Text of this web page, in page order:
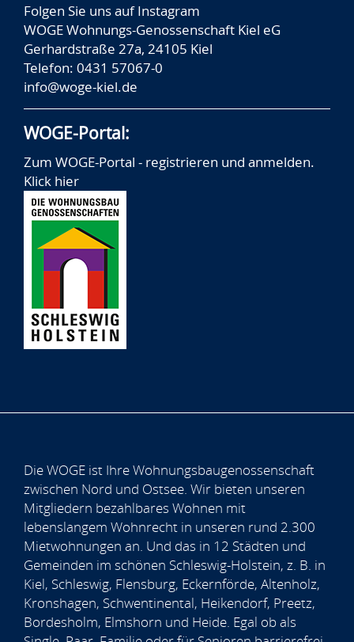
Folgen Sie uns aufInstagram
WOGE Wohnungs-Genossenschaft Kiel eG
Gerhardstraße 27a, 24105 Kiel
Telefon: 0431 57067-0
info@woge-kiel.de
WOGE-Portal:
Zum WOGE-Portal - registrieren und anmelden.
Klick hier
Die WOGE ist Ihre Wohnungsbaugenossenschaft
zwischen Nord und Ostsee. Wir bieten unseren
Mitgliedern bezahlbares Wohnen mit
lebenslangem Wohnrecht in unseren rund 2.300
Mietwohnungen an. Und das in 12 Städten und
Gemeinden im schönen Schleswig-Holstein, z. B. in
Kiel, Schleswig, Flensburg, Eckernförde, Altenholz,
Kronshagen, Schwentinental, Heikendorf, Preetz,
Bordesholm, Elmshorn und Heide. Egal ob als